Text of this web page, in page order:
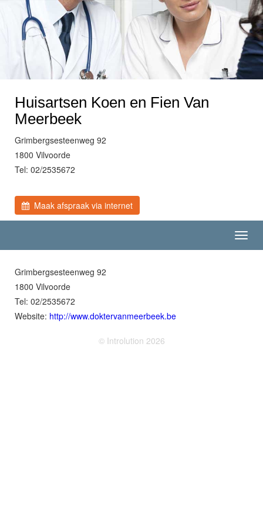
Huisartsen Koen en Fien Van
Meerbeek
Grimbergsesteenweg 92
1800 Vilvoorde
Tel: 02/2535672
Maak afspraak via internet
Grimbergsesteenweg 92
1800 Vilvoorde
Tel: 02/2535672
Website: http://www.doktervanmeerbeek.be
© Introlution 2026